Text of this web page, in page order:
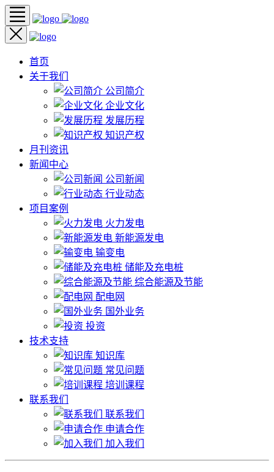
首页
关于我们
公司简介
企业文化
发展历程
知识产权
月刊资讯
新闻中心
公司新闻
行业动态
项目案例
火力发电
新能源发电
输变电
储能及充电桩
综合能源及节能
配电网
国外业务
投资
技术支持
知识库
常见问题
培训课程
联系我们
联系我们
申请合作
加入我们